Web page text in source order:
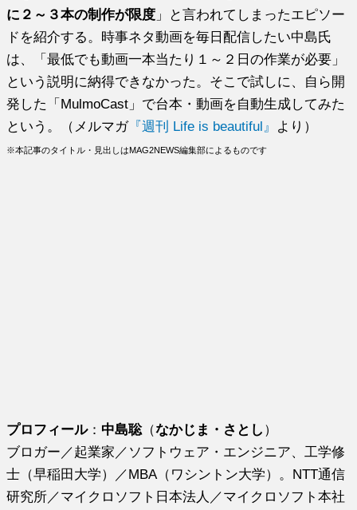
に２～３本の制作が限度 」と言われてしまったエピソー
ドを紹介する。時事ネタ動画を毎日配信したい中島氏
は、「最低でも動画一本当たり１～２日の作業が必要」
という説明に納得できなかった。そこで試しに、自ら開
発した「MulmoCast」で台本・動画を自動生成してみた
という。（メルマガ『週刊 Life is beautiful』 より）
※本記事のタイトル・見出しはMAG2NEWS編集部によるものです
プロフィール： 中島聡（なかじま・さとし ）
ブロガー／起業家／ソフトウェア・エンジニア、工学修
士（早稲田大学）／MBA（ワシントン大学）。NTT通信
研究所／マイクロソフト日本法人／マイクロソフト本社